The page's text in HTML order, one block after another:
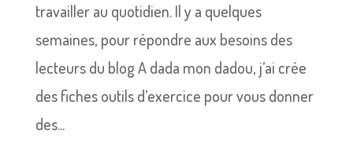
travailler au quotidien. Il y a quelques
semaines, pour répondre aux besoins des
lecteurs du blog A dada mon dadou, j’ai crée
des fiches outils d’exercice pour vous donner
des...